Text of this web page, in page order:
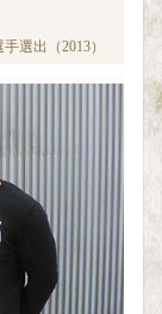
選出（2013）